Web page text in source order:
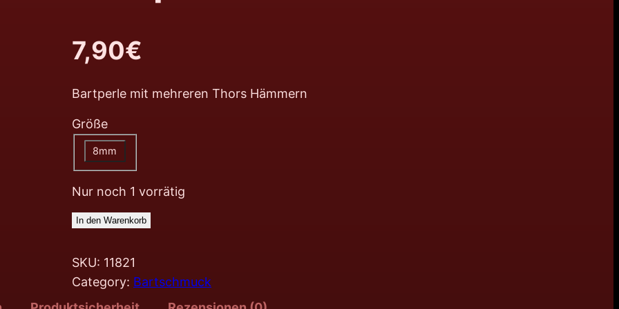
7,90€
Bartperle mit mehreren Thors Hämmern
Größe
8mm
Nur noch 1 vorrätig
In den Warenkorb
SKU: 11821
Category: Bartschmuck